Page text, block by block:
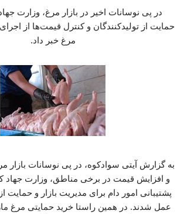
در پی نوسانات اخیر در بازار مرغ، وزارت
حمایت از تولیدکنندگان و کنترل قیمت‌ها از
مرغ خبر داد.
به گزارش آیتی سوادکوه، در پی نوسانات بازار
و افزایش قیمت در برخی مناطق، وزارت
پشتیبانی امور دام برای مدیریت بازار و حمایت
عمل شدند. در همین راستا خرید حمایتی مرغ